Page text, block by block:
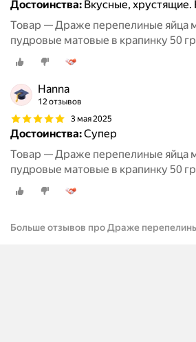
Достоинства: Вкусные,
Товар — Драже перепелиные яйца
пудровые матовые в крапинку 50 гр
Hanna
12 отзывов
3 мая 2025
Достоинства:Супер
Товар — Драже перепелиные яйца
пудровые матовые в крапинку 50 гр
Больше отзывов про Драже